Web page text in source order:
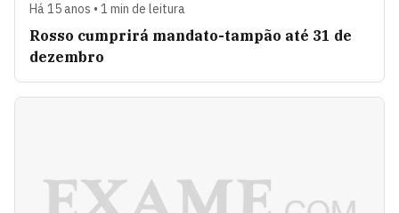
Há 15 anos • 1 min de leitura
Rosso cumprirá mandato-tampão até 31 de
dezembro